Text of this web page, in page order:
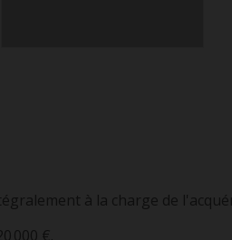
à la charge de
000 €.